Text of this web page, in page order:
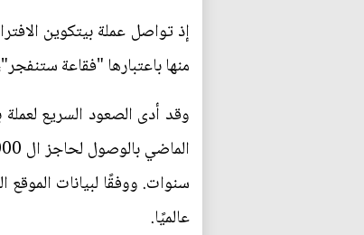
منها باعتبارها "فقاعة
وقد أدى الصعود السريع
عالميًا.